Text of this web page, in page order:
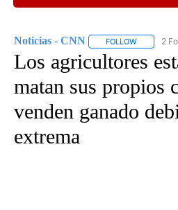
Noticias - CNN FOLLOW FOLLOW
2
Los agricultores
matan sus propios
venden ganado
extrema